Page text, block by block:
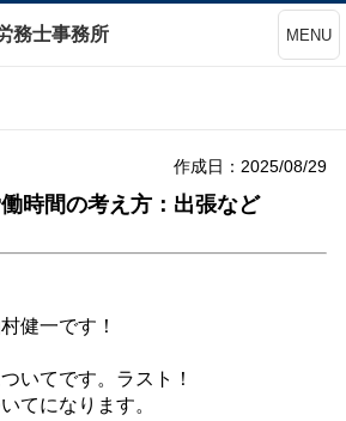
務士事務所 MENU
作成日：2025/08/29
働時間の考え方：出張など
健一です！
いてです。ラスト！
てになります。